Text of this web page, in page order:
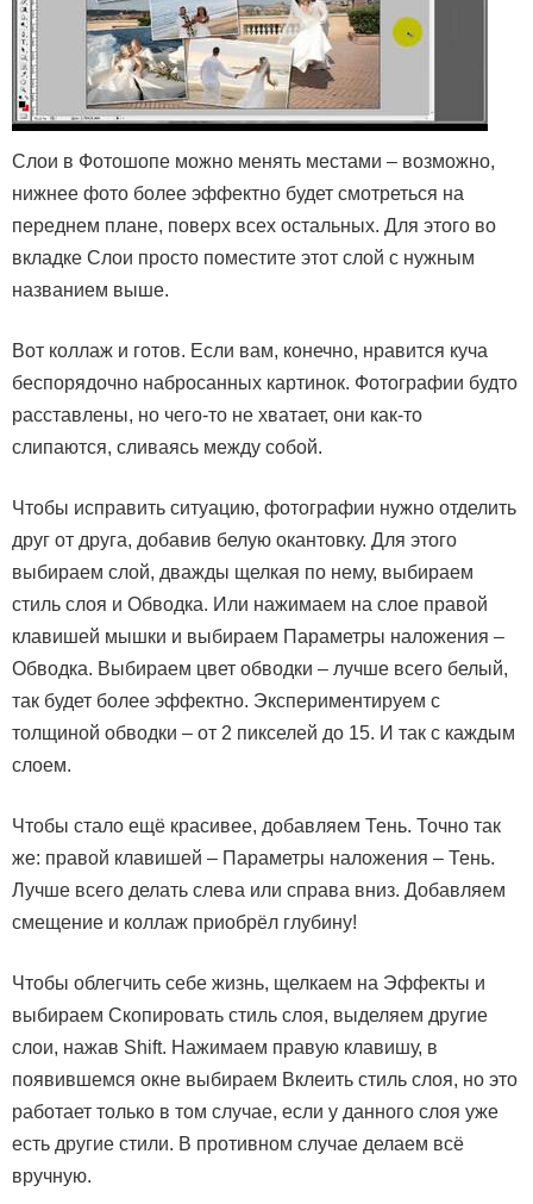
Слои в Фотошопе можно менять местами – возможно,
нижнее фото более эффектно будет смотреться на
переднем плане, поверх всех остальных. Для этого во
вкладке Слои просто поместите этот слой с нужным
названием выше.
Вот коллаж и готов. Если вам, конечно, нравится куча
беспорядочно набросанных картинок. Фотографии будто
расставлены, но чего-то не хватает, они как-то
слипаются, сливаясь между собой.
Чтобы исправить ситуацию, фотографии нужно отделить
друг от друга, добавив белую окантовку. Для этого
выбираем слой, дважды щелкая по нему, выбираем
стиль слоя и Обводка. Или нажимаем на слое правой
клавишей мышки и выбираем Параметры наложения –
Обводка. Выбираем цвет обводки – лучше всего белый,
так будет более эффектно. Экспериментируем с
толщиной обводки – от 2 пикселей до 15. И так с каждым
слоем.
Чтобы стало ещё красивее, добавляем Тень. Точно так
же: правой клавишей – Параметры наложения – Тень.
Лучше всего делать слева или справа вниз. Добавляем
смещение и коллаж приобрёл глубину!
Чтобы облегчить себе жизнь, щелкаем на Эффекты и
выбираем Скопировать стиль слоя, выделяем другие
слои, нажав Shift. Нажимаем правую клавишу, в
появившемся окне выбираем Вклеить стиль слоя, но это
работает только в том случае, если у данного слоя уже
есть другие стили. В противном случае делаем всё
вручную.